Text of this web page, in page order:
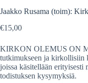
Jaakko Rusama (toim):
€15,00
KIRKON OLEMUS ON
tutkimukseen ja kirkollisiin
joissa käsitellään erityisesti
todistuksen kysymyksiä.